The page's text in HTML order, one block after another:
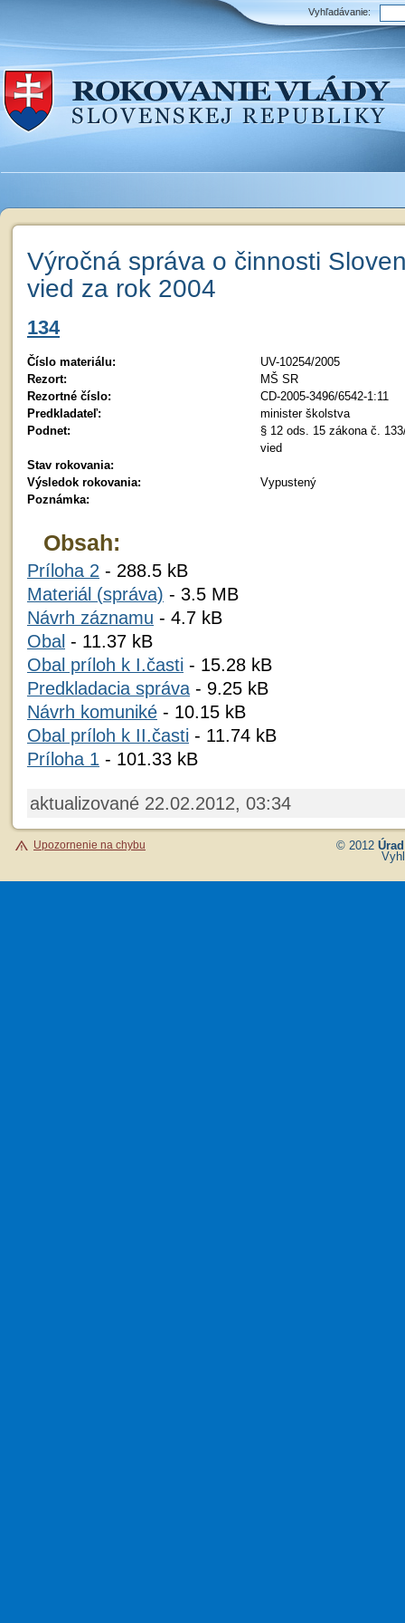
Vyhľadávanie:
Výročná správa o činnosti
vied za rok 2004
134
Číslo materiálu:
UV-10254/2005
Rezort:
MŠ SR
Rezortné číslo:
CD-2005-3496/6542-1:11
Predkladateľ:
minister školstva
Podnet:
§ 12 ods. 15 zákona č.
vied
Stav rokovania:
Výsledok rokovania:
Vypustený
Poznámka:
Obsah:
Príloha 2 - 288.5 kB
Materiál (správa) - 3.5 MB
Návrh záznamu - 4.7 kB
Obal - 11.37 kB
Obal príloh k I.časti - 15.28 kB
Predkladacia správa - 9.25 kB
Návrh komuniké - 10.15 kB
Obal príloh k II.časti - 11.74 kB
Príloha 1 - 101.33 kB
aktualizované 22.02.2012, 03:34
Upozornenie na chybu © 2012